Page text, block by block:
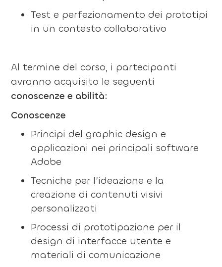
Test e perfezionamento dei prototipi
in un contesto collaborativo
Al termine del corso, i partecipanti
avranno acquisito le seguenti
conoscenze e abilità:
Conoscenze
Principi del graphic design e
applicazioni nei principali software
Adobe
Tecniche per l’ideazione e la
creazione di contenuti visivi
personalizzati
Processi di prototipazione per il
design di interfacce utente e
materiali di comunicazione